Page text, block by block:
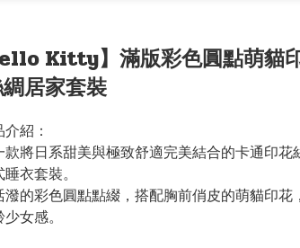
Kitty】滿版彩色圓點萌貓
居家套裝
紹：
款將日系甜美與極致舒適完美結合的卡通印花
衣套裝。
潑的彩色圓點點綴，搭配胸前俏皮的萌貓印花
女感。